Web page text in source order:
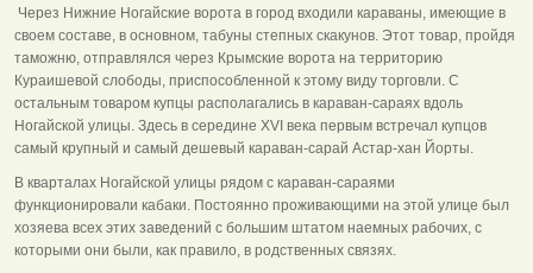
Через Нижние Ногайские ворота в город входили караваны, имеющие в
своем составе, в основном, табуны степных скакунов. Этот товар, пройдя
таможню, отправлялся через Крымские ворота на территорию
Кураишевой слободы, приспособленной к этому виду торговли. С
остальным товаром купцы располагались в караван-сараях вдоль
Ногайской улицы. Здесь в середине XVI века первым встречал купцов
самый крупный и самый дешевый караван-сарай Астар-хан Йорты.
В кварталах Ногайской улицы рядом с караван-сараями
функционировали кабаки. Постоянно проживающими на этой улице был
хозяева всех этих заведений с большим штатом наемных рабочих, с
которыми они были, как правило, в родственных связях.